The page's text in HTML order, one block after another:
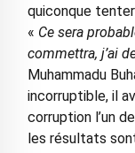
quiconque
« Ce sera
commettra, j’ai
Muhammadu
incorruptible, il
corruption l’un
les résultats